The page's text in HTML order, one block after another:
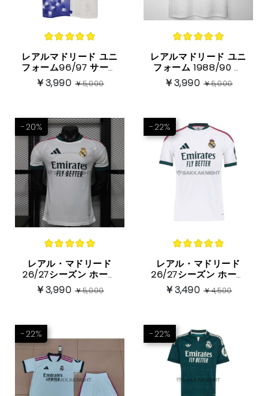
ブンデスリーガ
ヨーロッパ他
レアルマドリード ユニ
フォーム96/97 サード
レトロなスタイル 半袖
￥3,990￥5,000
レアルマドリード ユニ
フォーム 1988/90 ホ
ーム ヴィンテージバー
ジョン 半袖
￥3,990￥5,000
-20%
レアル・マドリード
26/27シーズン ホーム
選手仕様 半袖ユニフォ
ーム（HPロゴ入り）
￥3,990￥5,000
-22%
レアル・マドリード
26/27シーズン ホーム
半袖ユニフォーム（HP
ロゴ入り）
￥3,490￥4,500
-22% -22%